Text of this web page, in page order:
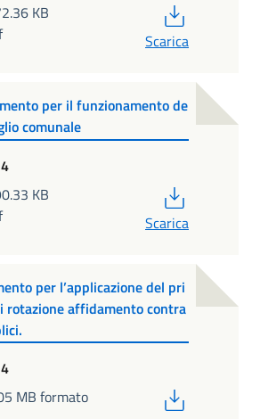
KB
Scarica
per il funzionamento de
comunale
KB
Scarica
per l’applicazione del pri
rotazione affidamento contra
MB formato